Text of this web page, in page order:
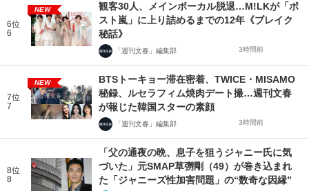
6位
6
NEW
観客30人、メインボーカル脱退…M!LKが「ポ
スト嵐」に上り詰めるまでの12年《ブレイク
秘話》
「週刊文春」編集部 3時間前
7位
7
NEW
BTSトーキョー滞在密着、TWICE・MISAMO
秘録、ルセラフィム焼肉デート撮…週刊文春
が報じた韓国スターの素顔
「週刊文春」編集部 3時間前
8位
8
「父の通夜の晩、息子を狙うジャニー氏に気
づいた」元SMAP草彅剛（49）が巻き込まれ
た「ジャニーズ性加害問題」の“数奇な因縁”